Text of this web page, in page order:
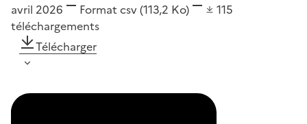
avril 2026
Format csv(113,2 Ko)
115
téléchargements
Télécharger